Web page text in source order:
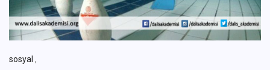
sosyal ,